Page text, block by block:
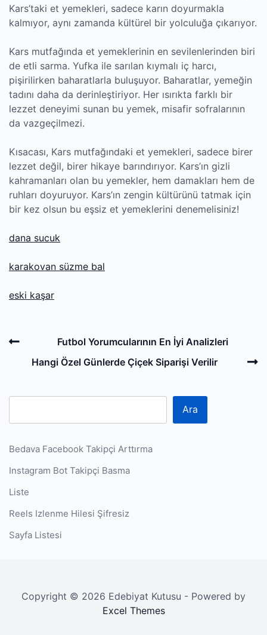
Kars’taki et yemekleri, sadece karın doyurmakla
kalmıyor, aynı zamanda kültürel bir yolculuğa çıkarıyor.
Kars mutfağında et yemeklerinin en sevilenlerinden biri
de etli sarma. Yufka ile sarılan kıymalı iç harcı,
pişirilirken baharatlarla buluşuyor. Baharatlar, yemeğin
tadını daha da derinleştiriyor. Her ısırıkta farklı bir
lezzet deneyimi sunan bu yemek, misafir sofralarının
da vazgeçilmezi.
Kısacası, Kars mutfağındaki et yemekleri, sadece birer
lezzet değil, birer hikaye barındırıyor. Kars’ın gizli
kahramanları olan bu yemekler, hem damakları hem de
ruhları doyuruyor. Kars’ın zengin kültürünü tatmak için
bir kez olsun bu eşsiz et yemeklerini denemelisiniz!
dana sucuk
karakovan süzme bal
eski kaşar
Post
navigation
Previous
Futbol Yorumcularının En İyi Analizleri
Hangi Özel Günlerde Çiçek Siparişi Verilir
Ara
Bedava Facebook Takipçi Arttırma
Instagram Bot Takipçi Basma
Liste
Reels Izlenme Hilesi Şifresiz
Sayfa Listesi
Copyright © 2026 Edebiyat Kutusu - Powered by
Excel Themes